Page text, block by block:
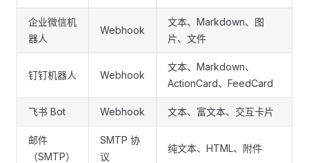
企业微信机
器人
Webhook
文本、Markdown、图
片、文件
钉钉机器人 Webhook
文本、Markdown、
ActionCard、FeedCard
飞书 Bot Webhook 文本、富文本、交互卡片
邮件
（SMTP）
SMTP 协
议
纯文本、HTML、附件